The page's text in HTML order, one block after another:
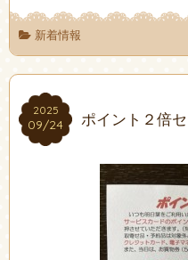
新着情報
2025
09/24
2025
09/24 ポイント２倍